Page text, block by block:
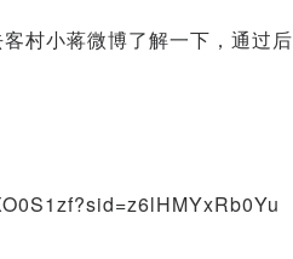
村小蒋微博了解一下，通过后